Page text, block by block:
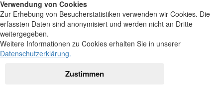
Verwendung von Cookies
Zur Erhebung von Besucherstatistiken verwenden wir Cookies. Die
erfassten Daten sind anonymisiert und werden nicht an Dritte
weitergegeben.
Weitere Informationen zu Cookies erhalten Sie in unserer
Datenschutzerklärung.
Zustimmen